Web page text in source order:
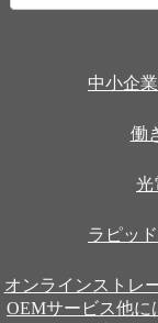
索:
中小企
働
光
ラピッ
オンラインストレ
OEMサービス他